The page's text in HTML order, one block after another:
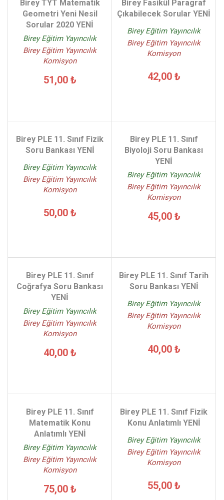
Birey TYT Matematik
Geometri Yeni Nesil
Sorular 2020 YENİ
Birey Eğitim Yayıncılık
Birey Eğitim Yayıncılık
Komisyon
51,00 ₺
Birey Fasikül Paragraf
Çıkabilecek Sorular YENİ
Birey Eğitim Yayıncılık
Birey Eğitim Yayıncılık
Komisyon
42,00 ₺
Birey PLE 11. Sınıf Fizik
Soru Bankası YENİ
Birey Eğitim Yayıncılık
Birey Eğitim Yayıncılık
Komisyon
50,00 ₺
Birey PLE 11. Sınıf
Biyoloji Soru Bankası
YENİ
Birey Eğitim Yayıncılık
Birey Eğitim Yayıncılık
Komisyon
45,00 ₺
Birey PLE 11. Sınıf
Coğrafya Soru Bankası
YENİ
Birey Eğitim Yayıncılık
Birey Eğitim Yayıncılık
Komisyon
40,00 ₺
Birey PLE 11. Sınıf Tarih
Soru Bankası YENİ
Birey Eğitim Yayıncılık
Birey Eğitim Yayıncılık
Komisyon
40,00 ₺
Birey PLE 11. Sınıf
Matematik Konu
Anlatımlı YENİ
Birey Eğitim Yayıncılık
Birey Eğitim Yayıncılık
Komisyon
75,00 ₺
Birey PLE 11. Sınıf Fizik
Konu Anlatımlı YENİ
Birey Eğitim Yayıncılık
Birey Eğitim Yayıncılık
Komisyon
55,00 ₺